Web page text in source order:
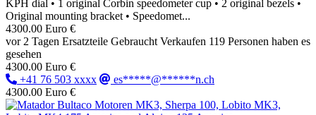
KPH dial • 1 original Corbin speedometer cup • 2 original bezels •
Original mounting bracket • Speedomet...
4300.00 Euro €
vor 2 Tagen Ersatzteile Gebraucht Verkaufen 119 Personen haben es
gesehen
4300.00 Euro €
+41 76 503 xxxx
es*****@******n.ch
4300.00 Euro €